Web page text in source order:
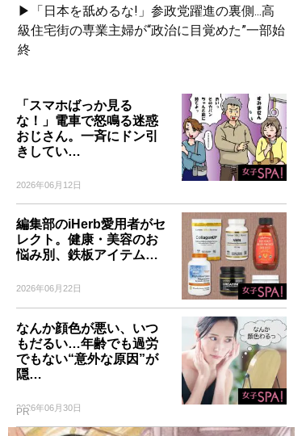
▶「日本を舐めるな!」参政党躍進の裏側...高
級住宅街の専業主婦が“政治に目覚めた”一部始
終
「スマホばっか見る
な！」電車で怒鳴る迷惑
おじさん。一斉にドン引
きしてい…
2026年06月12日
編集部のiHerb愛用者がセ
レクト。健康・美容のお
悩み別、鉄板アイテム…
2026年06月22日
なんか顔色が悪い、いつ
もだるい…年齢でも過労
でもない“意外な原因”が
隠…
2026年06月30日
PR